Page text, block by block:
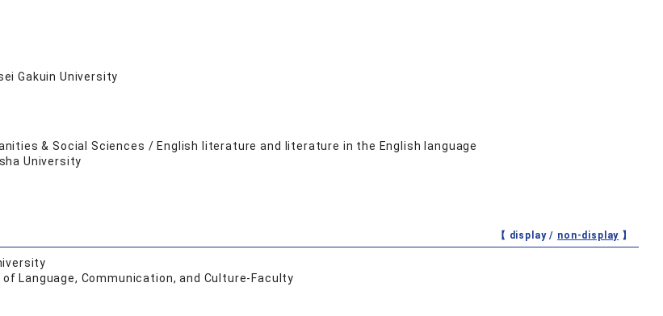
Gakuin University
& Social Sciences / English literature and literature in the English language
University
【 display / non-display 】
Language, Communication, and Culture-Faculty